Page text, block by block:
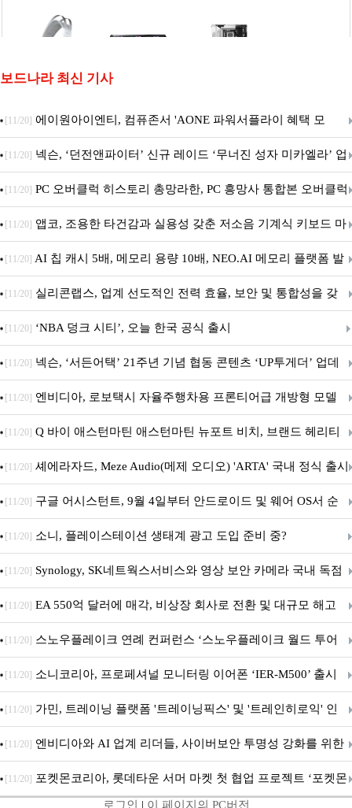
보드나라 최신 기사
[11/20] 에이원아이엔티, 컴퓨존서 'AONE 파워서플라이 혜택 모
음.ZIP' 이벤트 진행
[11/20] 넥슨, ‘던전앤파이터’ 신규 레이드 ‘무너진 성자 미카엘라’ 업
데이트!
[11/20] PC 오버클럭 히스토리 총망라한, PC 흥망사 통합본 오버클럭
특집(1-4편)
[11/20] 앱코, 조용한 타건감과 실용성 갖춘 저소음 기계식 키보드 마
우스 세트 'KM580' 출시
[11/20] AI 칩 캐시 5배, 메모리 용량 10배, NEO.AI 메모리 플랫폼 발
표
[11/20] 실리콘랩스, 업계 선도적인 전력 효율, 보안 및 통합성을 갖
춘 초저전력 블루투스 LE SoC ‘BG2B’ 공개
[11/20] ‘NBA 덩크 시티’, 오늘 한국 공식 출시
[11/20] 넥슨, ‘서든어택’ 21주년 기념 협동 콘텐츠 ‘UP투게더’ 업데
이트
[11/20] 엔비디아, 로보택시 자율주행차용 프론티어급 개방형 모델
‘알파마요 2 슈퍼’ 상업적 이용 가능
[11/20] Q 바이 애스턴마틴 애스턴마틴 뉴포트 비치, 브랜드 헤리티
지 담은 ‘헤리티지 에디션 컬렉션’ 공개
[11/20] 셰에라자드, Meze Audio(메제 오디오) 'ARTA' 국내 정식 출시
[11/20] 구글 어시스턴트, 9월 4일부터 안드로이드 및 웨어 OS서 순
차 서비스 종료
[11/20] 소니, 플레이스테이션 생태계 광고 도입 준비 중?
[11/20] Synology, SK네트웍스서비스와 영상 보안 카메라 국내 독점
판매 파트너십 체결
[11/20] EA 550억 달러에 매각, 비상장 회사로 전환 및 대규모 해고
전망
[11/20] 스노우플레이크 연례 컨퍼런스 ‘스노우플레이크 월드 투어
서울’ 개최
[11/20] 소니코리아, 프로페셔널 모니터링 이어폰 ‘IER-M500’ 출시
[11/20] 가민, 트레이닝 플랫폼 '트레이닝픽스' 및 '트레인히로익' 인
수로 선수와 코치에 맞춤형 훈련 지원 확대
[11/20] 엔비디아와 AI 업계 리더들, 사이버보안 투명성 강화를 위한
SAFE 가이드라인 제안
[11/20] 포켓몬코리아, 롯데타운 서머 마켓 첫 협업 프로젝트 ‘포켓몬
로그인 | 이 페이지의 PC버전